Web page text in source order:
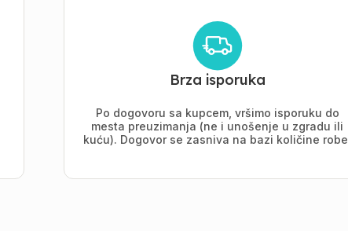
Brza isporuka
Po dogovoru sa kupcem, vršimo isporuku do
mesta preuzimanja (ne i unošenje u zgradu ili
kuću). Dogovor se zasniva na bazi količine